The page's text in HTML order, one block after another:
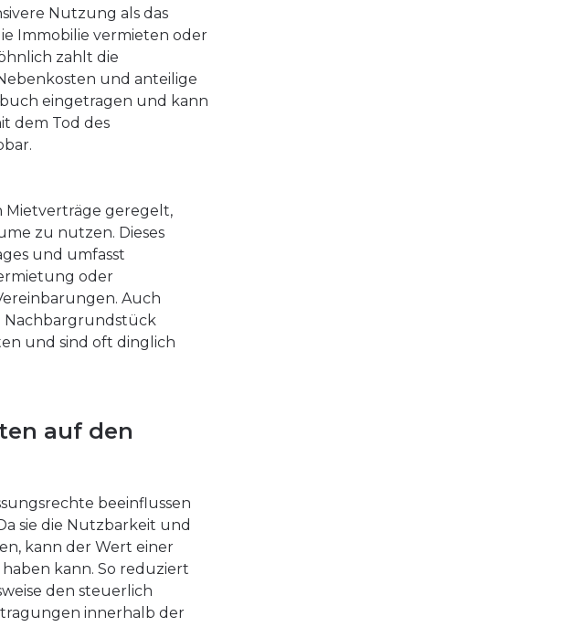
Nutzung als das
Immobilie vermieten oder
zahlt die
und anteilige
eingetragen und kann
dem Tod des
Mietverträge geregelt,
zu nutzen. Dieses
und umfasst
oder
Auch
Nachbargrundstück
und sind oft dinglich
auf den
beeinflussen
sie die Nutzbarkeit und
kann der Wert einer
kann. So reduziert
den steuerlich
innerhalb der